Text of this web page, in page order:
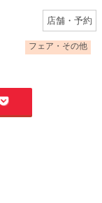
店舗・予約
フェア・その他